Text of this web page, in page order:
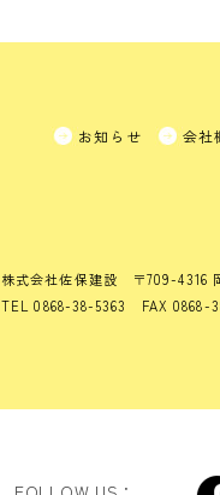
お知らせ 会社
株式会社佐保建設
〒709-4316
TEL 0868-38-5363 FAX 0868-